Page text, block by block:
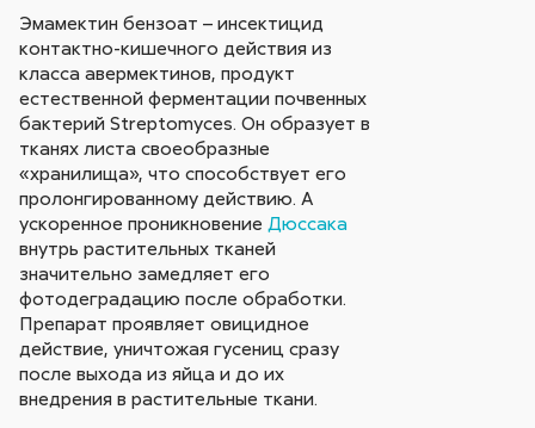
Эмамектин бензоат – инсектицид
контактно-кишечного действия из
класса авермектинов, продукт
естественной ферментации почвенных
бактерий Streptomyces. Он образует в
тканях листа своеобразные
«хранилища», что способствует его
пролонгированному действию. А
ускоренное проникновение Дюссака
внутрь растительных тканей
значительно замедляет его
фотодеградацию после обработки.
Препарат проявляет овицидное
действие, уничтожая гусениц сразу
после выхода из яйца и до их
внедрения в растительные ткани.